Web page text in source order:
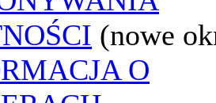
(nowe
O